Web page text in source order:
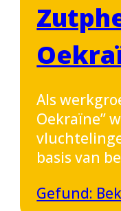
Als
Oekraïne”
basis van
Gefund: